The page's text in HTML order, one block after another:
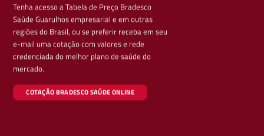
Tenha acesso a Tabela de Preço Bradesco
Saúde Guarulhos empresarial e em outras
regiões do Brasil, ou se preferir receba em seu
e-mail uma cotação com valores e rede
credenciada do melhor plano de saúde do
mercado.
COTAÇÃO BRADESCO SAÚDE ONLINE